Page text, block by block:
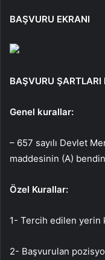
BAŞVURU EKRANI
BAŞVURU ŞARTLARI
Genel kurallar:
– 657 sayılı Devlet
maddesinin (A)
Özel Kurallar:
1- Tercih edilen yerin
2- Başvurulan